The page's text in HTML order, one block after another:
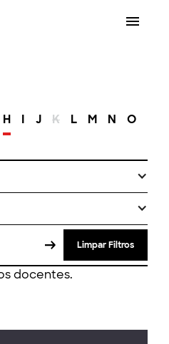
H I J K L M N O
Limpar Filtros
docentes.